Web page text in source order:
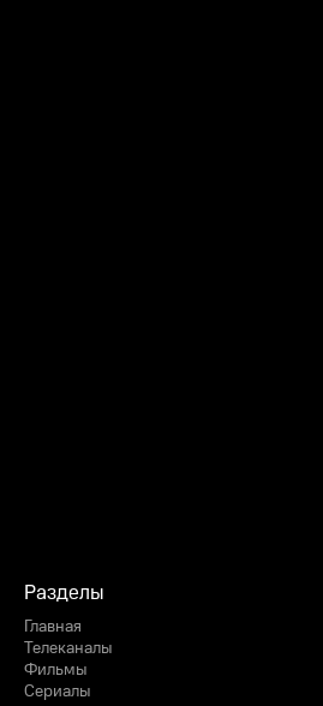
Разделы
Главная
Телеканалы
Фильмы
Сериалы